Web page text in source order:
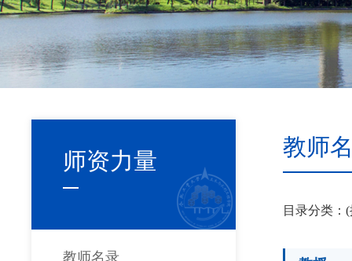
师资力量
教师名录
教师
目录分类：